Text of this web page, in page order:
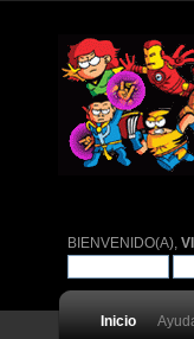
BIENVENIDO(A),
Inicio